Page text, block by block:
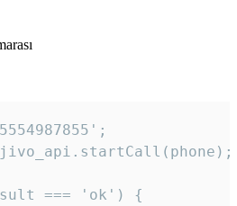
=== 'ok') {